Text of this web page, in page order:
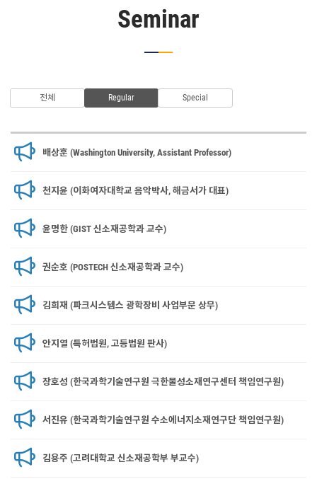
Seminar
전체 Regular Special
배상훈 (Washington University, Assistant Professor)
천지윤 (이화여자대학교 음악박사, 해금서가 대표)
윤명한 (GIST 신소재공학과 교수)
권순호 (POSTECH 신소재공학과 교수)
김희재 (파크시스템스 광학장비 사업부문 상무)
안지열 (특허법원, 고등법원 판사)
장호성 (한국과학기술연구원 극한물성소재연구센터 책임연구원)
서진유 (한국과학기술연구원 수소에너지소재연구단 책임연구원)
김용주 (고려대학교 신소재공학부 부교수)